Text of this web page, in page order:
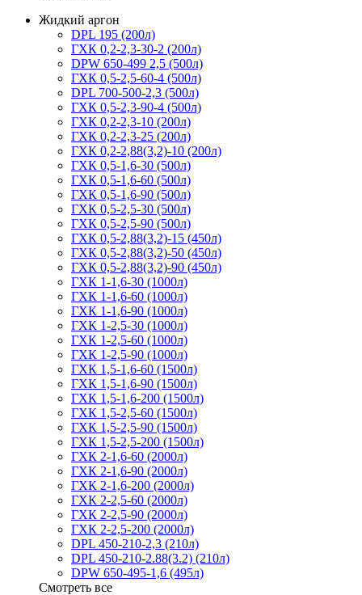
Жидкий аргон
DPL 195 (200л)
ГХК 0,2-2,3-30-2 (200л)
DPW 650-499 2,5 (500л)
ГХК 0,5-2,5-60-4 (500л)
DPL 700-500-2,3 (500л)
ГХК 0,5-2,3-90-4 (500л)
ГХК 0,2-2,3-10 (200л)
ГХК 0,2-2,3-25 (200л)
ГХК 0,2-2,88(3,2)-10 (200л)
ГХК 0,5-1,6-30 (500л)
ГХК 0,5-1,6-60 (500л)
ГХК 0,5-1,6-90 (500л)
ГХК 0,5-2,5-30 (500л)
ГХК 0,5-2,5-90 (500л)
ГХК 0,5-2,88(3,2)-15 (450л)
ГХК 0,5-2,88(3,2)-50 (450л)
ГХК 0,5-2,88(3,2)-90 (450л)
ГХК 1-1,6-30 (1000л)
ГХК 1-1,6-60 (1000л)
ГХК 1-1,6-90 (1000л)
ГХК 1-2,5-30 (1000л)
ГХК 1-2,5-60 (1000л)
ГХК 1-2,5-90 (1000л)
ГХК 1,5-1,6-60 (1500л)
ГХК 1,5-1,6-90 (1500л)
ГХК 1,5-1,6-200 (1500л)
ГХК 1,5-2,5-60 (1500л)
ГХК 1,5-2,5-90 (1500л)
ГХК 1,5-2,5-200 (1500л)
ГХК 2-1,6-60 (2000л)
ГХК 2-1,6-90 (2000л)
ГХК 2-1,6-200 (2000л)
ГХК 2-2,5-60 (2000л)
ГХК 2-2,5-90 (2000л)
ГХК 2-2,5-200 (2000л)
DPL 450-210-2,3 (210л)
DPL 450-210-2.88(3.2) (210л)
DPW 650-495-1,6 (495л)
Смотреть все